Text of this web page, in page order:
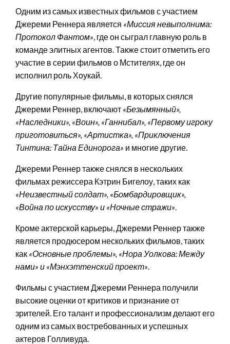
Одним из самых известных фильмов с участием
Джереми Реннера является «Миссия невыполнима:
Протокол Фантом», где он сыграл главную роль в
команде элитных агентов. Также стоит отметить его
участие в серии фильмов о Мстителях, где он
исполнил роль Хоукай.
Другие популярные фильмы, в которых снялся
Джереми Реннер, включают «Безымянный»,
«Наследники», «Воин», «Ганнибал», «Первому игроку
приготовиться», «Артистка», «Приключения
Тинтина: Тайна Единорога» и многие другие.
Джереми Реннер также снялся в нескольких
фильмах режиссера Кэтрин Бигелоу, таких как
«Неизвестный солдат», «Бомбардировщик»,
«Война по искусству» и «Ночные стражи».
Кроме актерской карьеры, Джереми Реннер также
является продюсером нескольких фильмов, таких
как «Основные проблемы», «Нора Уолкова: Между
нами» и «Мэнхэттенский проект».
Фильмы с участием Джереми Реннера получили
высокие оценки от критиков и признание от
зрителей. Его талант и профессионализм делают его
одним из самых востребованных и успешных
актеров Голливуда.